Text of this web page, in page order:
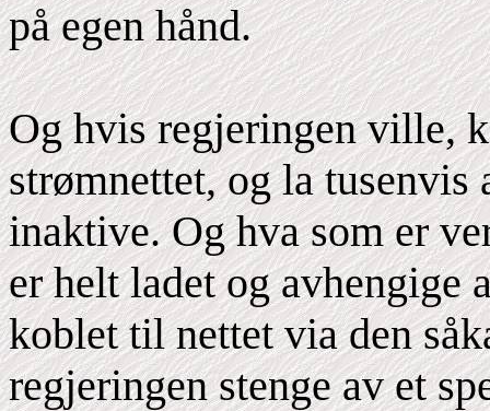
på egen hånd.
Og hvis regjeringen ville,
strømnettet, og la
inaktive. Og hva som er
er helt ladet og avhengige
koblet til nettet via den
regjeringen stenge av et